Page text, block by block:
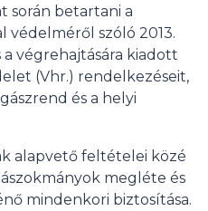
során betartani a
védelméről szóló 2013.
a végrehajtására kiadott
(Vhr.) rendelkezéseit,
és a helyi
alapvető feltételei közé
megléte és
mindenkori biztosítása.